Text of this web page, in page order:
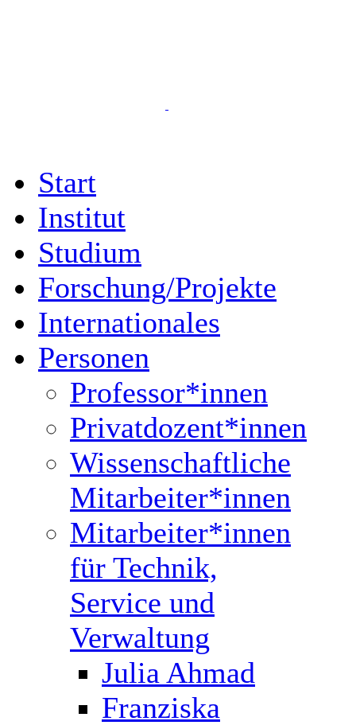
Start
Institut
Studium
Forschung/Projekte
Internationales
Personen
Professor*innen
Privatdozent*innen
Wissenschaftliche
Mitarbeiter*innen
Mitarbeiter*innen
für Technik,
Service und
Verwaltung
Julia Ahmad
Franziska